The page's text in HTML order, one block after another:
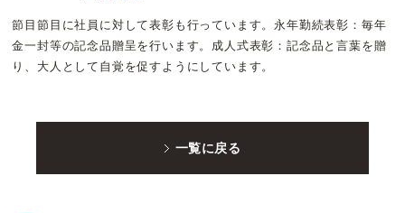
節目節目に社員に対して表彰も行っています。永年勤続表彰：毎年
金一封等の記念品贈呈を行います。 成人式表彰：記念品と言葉を贈
り、大人として自覚を促すように しています。
一覧に戻る